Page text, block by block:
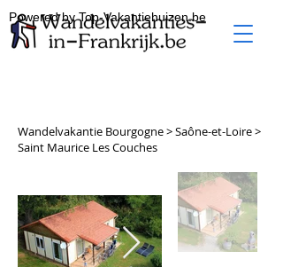
Powered by Top-Vakantiehuizen.be
Wandelvakantie Bourgogne > Saône-et-Loire >
Saint Maurice Les Couches